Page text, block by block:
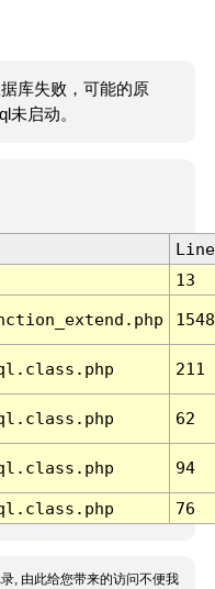
库失败，可能的原
未启动。
Line
13
1548
211
62
94
76
, 由此给您带来的访问不便我